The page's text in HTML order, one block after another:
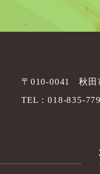
〒010-0041 秋田
TEL：018-835-